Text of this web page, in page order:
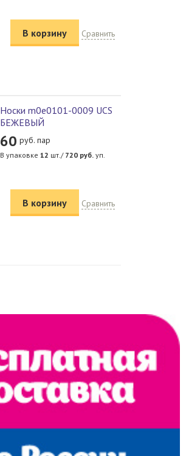
В корзину Сравнить
Носки m0e0101-0009 UCS
БЕЖЕВЫЙ
60 руб. пар
В упаковке 12 шт./ 720 руб. уп.
В корзину Сравнить